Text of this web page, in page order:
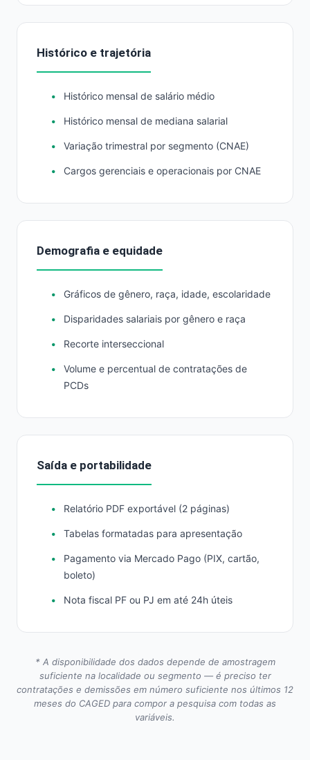
Histórico e trajetória
Histórico mensal de salário médio
Histórico mensal de mediana salarial
Variação trimestral por segmento (CNAE)
Cargos gerenciais e operacionais por CNAE
Demografia e equidade
Gráficos de gênero, raça, idade, escolaridade
Disparidades salariais por gênero e raça
Recorte interseccional
Volume e percentual de contratações de
PCDs
Saída e portabilidade
Relatório PDF exportável (2 páginas)
Tabelas formatadas para apresentação
Pagamento via Mercado Pago (PIX, cartão,
boleto)
Nota fiscal PF ou PJ em até 24h úteis
* A disponibilidade dos dados depende de amostragem
suficiente na localidade ou segmento — é preciso ter
contratações e demissões em número suficiente nos últimos 12
meses do CAGED para compor a pesquisa com todas as
variáveis.